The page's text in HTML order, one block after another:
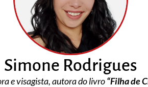
Simone Rodrigues
e visagista, autora do livro“Filha de